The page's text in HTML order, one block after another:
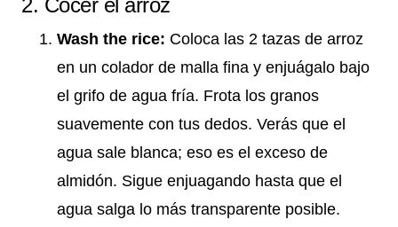
2. Cocer el arroz
Wash the rice: Coloca las 2 tazas de arroz
en un colador de malla fina y enjuágalo bajo
el grifo de agua fría. Frota los granos
suavemente con tus dedos. Verás que el
agua sale blanca; eso es el exceso de
almidón. Sigue enjuagando hasta que el
agua salga lo más transparente posible.